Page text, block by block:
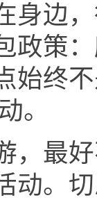
身边
政策
始终
。
，最
动。